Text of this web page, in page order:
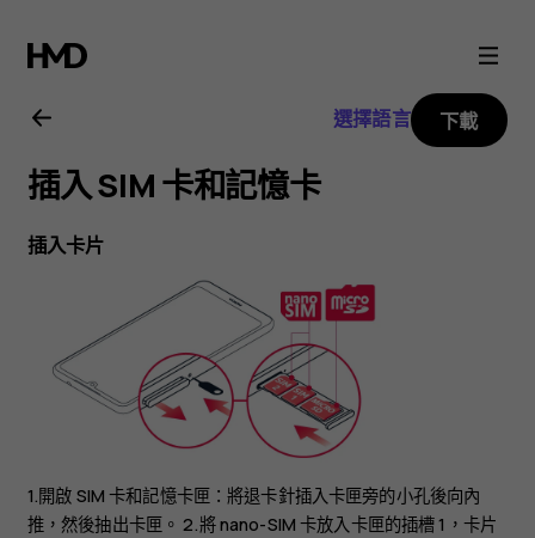
Nokia
3.2
用
戶
南
選擇語言 下載
插入 SIM 卡和記憶卡
插入卡片
1.開啟 SIM 卡和記憶卡匣：將退卡針插入卡匣旁的小孔後向內
推，然後抽出卡匣。 2.將 nano-SIM 卡放入卡匣的插槽 1，卡片